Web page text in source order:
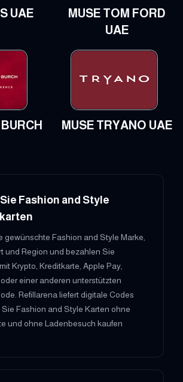
UAE
MUSE TOM FORD
UAE
MUSE TRYANO UAE
Fashion and Style
gewünschte Fashion and Style Marke,
und Region und bezahlen Sie
Krypto, Kreditkarte, Apple Pay,
einer anderen unterstützten
Refillarena liefert digitale Codes
Fashion and Style Karten ohne
und ohne Ladenbesuch kaufen